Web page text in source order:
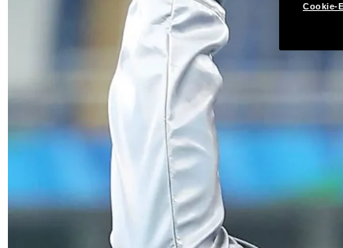
Cookie-